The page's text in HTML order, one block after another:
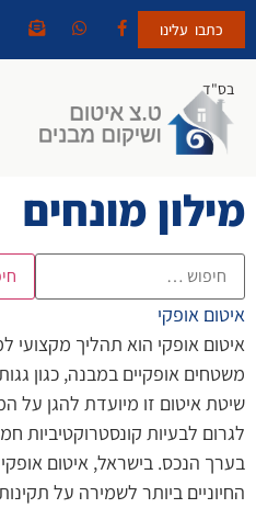
כתבו עלינו
בס"ד
מילון מונחים
איטום אופקי
איטום אופקי הוא תהליך מקצועי
משטחים אופקיים במבנה, כגון
שיטת איטום זו מיועדת להגן על
לגרום לבעיות קונסטרוקטיביות
בערך הנכס. בישראל, איטום
החיוניים ביותר לשמירה על